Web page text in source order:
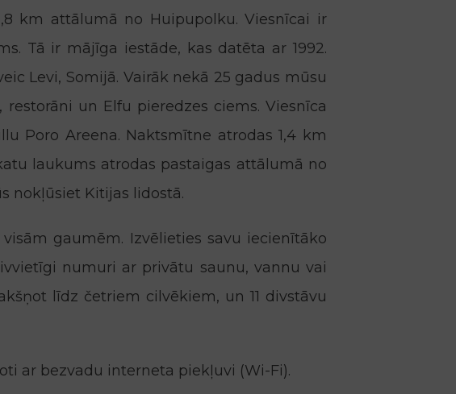
km attālumā no Huipupolku. Viesnīcai ir
Tā ir mājīga iestāde, kas datēta ar 1992.
Levi, Somijā. Vairāk nekā 25 gadus mūsu
un Elfu pieredzes ciems. Viesnīca
Poro Areena. Naktsmītne atrodas 1,4 km
laukums atrodas pastaigas attālumā no
nokļūsiet Kitijas lidostā.
gaumēm. Izvēlieties savu iecienītāko
numuri ar privātu saunu, vannu vai
līdz četriem cilvēkiem, un 11 divstāvu
ar bezvadu interneta piekļuvi (Wi-Fi).